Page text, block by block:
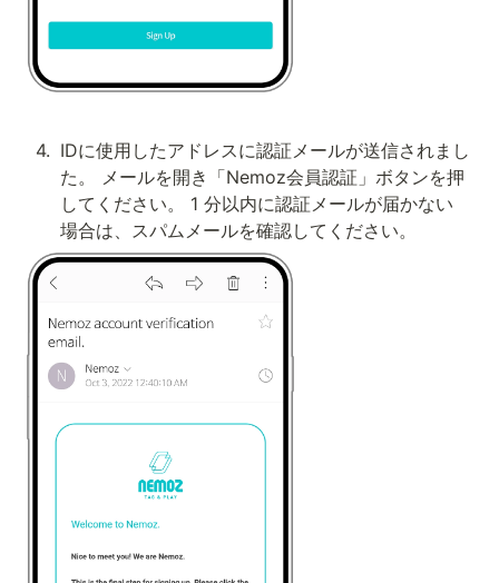
4. IDに使用したアドレスに認証メールが送信されまし
た。 メールを開き「Nemoz会員認証」ボタンを押
してください。 1 分以内に認証メールが届かない
場合は、スパムメールを確認してください。